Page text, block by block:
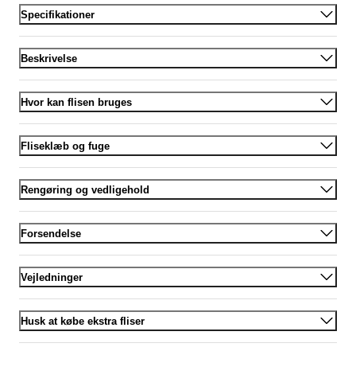
Specifikationer
Beskrivelse
Hvor kan flisen bruges
Fliseklæb og fuge
Rengøring og vedligehold
Forsendelse
Vejledninger
Husk at købe ekstra fliser